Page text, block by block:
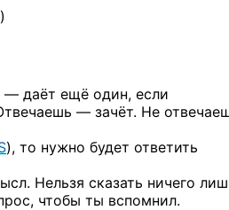
)
— даёт ещё один, если
— зачёт. Не
), то нужно будет ответить
Нельзя сказать ничего
чтобы ты вспомнил.